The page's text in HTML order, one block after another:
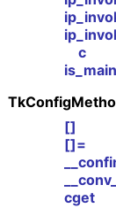
c
[]
[]=
cget